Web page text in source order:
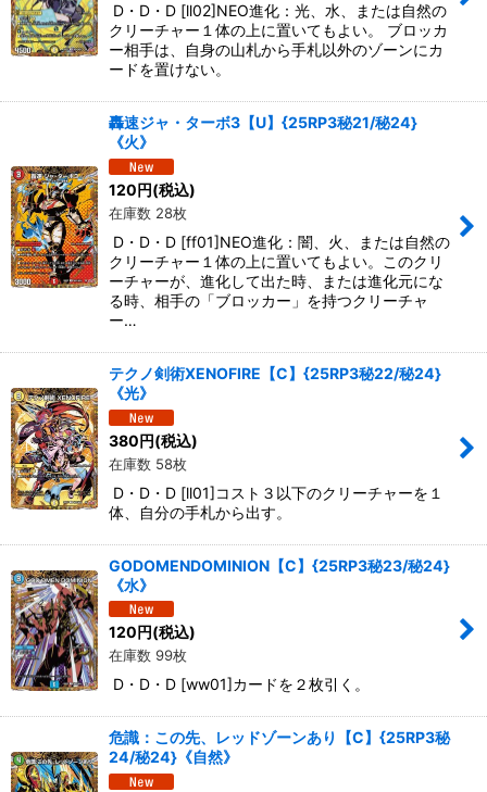
D・D・D [ll02]NEO進化：光、水、または自然の
クリーチャー１体の上に置いてもよい。 ブロッカ
ー相手は、自身の山札から手札以外のゾーンにカ
ードを置けない。
轟速ジャ・ターボ3【U】{25RP3秘21/秘24}
《火》
120円(税込)
在庫数 28枚
D・D・D [ff01]NEO進化：闇、火、または自然の
クリーチャー１体の上に置いてもよい。このクリ
ーチャーが、進化して出た時、または進化元にな
る時、相手の「ブロッカー」を持つクリーチャ
ー…
テクノ剣術XENOFIRE【C】{25RP3秘22/秘24}
《光》
380円(税込)
在庫数 58枚
D・D・D [ll01]コスト３以下のクリーチャーを１
体、自分の手札から出す。
GODOMENDOMINION【C】{25RP3秘23/秘24}
《水》
120円(税込)
在庫数 99枚
D・D・D [ww01]カードを２枚引く。
危識：この先、レッドゾーンあり【C】{25RP3秘
24/秘24}《自然》